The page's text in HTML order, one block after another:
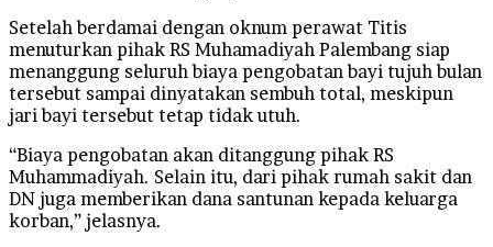
Setelah berdamai dengan oknum perawat Titis
menuturkan pihak RS Muhamadiyah Palembang siap
menanggung seluruh biaya pengobatan bayi tujuh bulan
tersebut sampai dinyatakan sembuh total, meskipun
jari bayi tersebut tetap tidak utuh.
“Biaya pengobatan akan ditanggung pihak RS
Muhammadiyah. Selain itu, dari pihak rumah sakit dan
DN juga memberikan dana santunan kepada keluarga
korban,” jelasnya.